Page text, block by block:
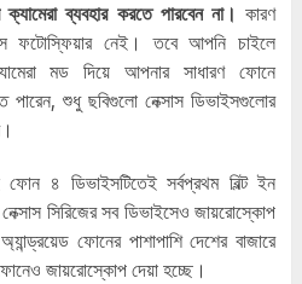
ব্যবহার করতে পারবেন না। কারণ
ফটোস্ফিয়ার নেই। তবে আপনি চাইলে
মড দিয়ে আপনার সাধারণ ফোনে
পারেন, শুধু ছবিগুলো নেক্সাস ডিভাইসগুলোর
৪ ডিভাইসটিতেই সর্বপ্রথম বিল্ট ইন
সিরিজের সব ডিভাইসেও জায়রোস্কোপ
ফোনের পাশাপাশি দেশের বাজারে
জায়রোস্কোপ দেয়া হচ্ছে।